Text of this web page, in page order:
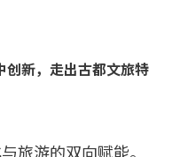
新，走出古都文旅特
游的双向赋能。